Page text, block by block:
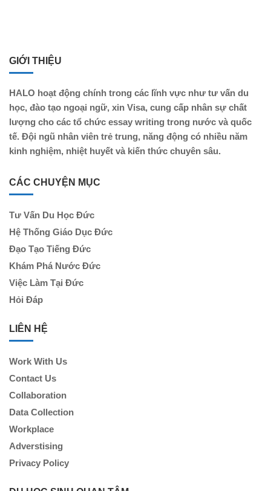
GIỚI THIỆU
HALO hoạt động chính trong các lĩnh vực như tư vấn du
học, đào tạo ngoại ngữ, xin Visa, cung cấp nhân sự chất
lượng cho các tổ chức essay writing trong nước và quốc
tế. Đội ngũ nhân viên trẻ trung, năng động có nhiều năm
kinh nghiệm, nhiệt huyết và kiến thức chuyên sâu.
CÁC CHUYỆN MỤC
Tư Vấn Du Học Đức
Hệ Thống Giáo Dục Đức
Đạo Tạo Tiếng Đức
Khám Phá Nước Đức
Việc Làm Tại Đức
Hỏi Đáp
LIÊN HỆ
Work With Us
Contact Us
Collaboration
Data Collection
Workplace
Adverstising
Privacy Policy